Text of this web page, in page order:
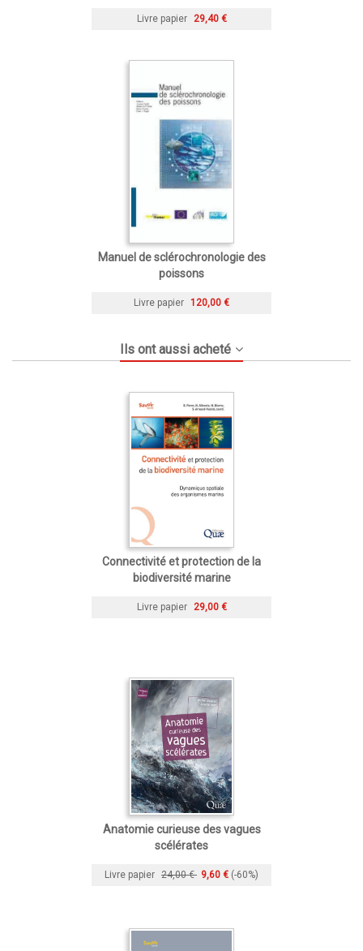
Livre papier 29,40 €
Manuel de sclérochronologie des
poissons
Livre papier 120,00 €
Ils ont aussi acheté
Connectivité et protection de la
biodiversité marine
Livre papier 29,00 €
Anatomie curieuse des vagues
scélérates
Livre papier 24,00 € 9,60 € (-60%)